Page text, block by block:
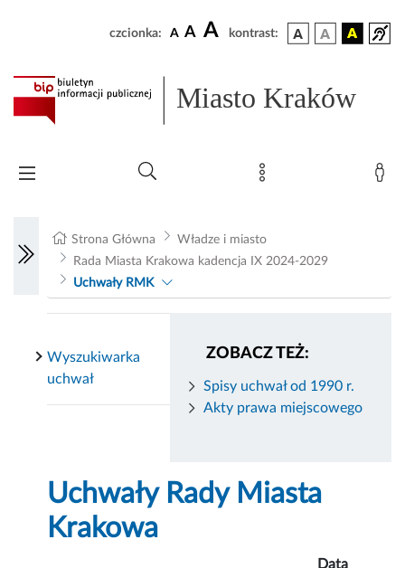
czcionka: A A A kontrast:
Miasto Kraków
Strona Główna
Władze i miasto
Rada Miasta Krakowa kadencja IX 2024-2029
Uchwały RMK
ZOBACZ TEŻ:
Spisy uchwał od 1990 r.
Akty prawa miejscowego
Wyszukiwarka
uchwał
Uchwały Rady Miasta
Krakowa
Data